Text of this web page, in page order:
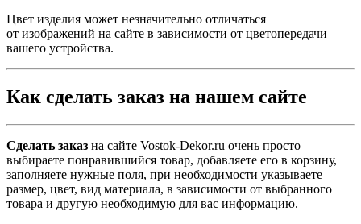
Цвет изделия может незначительно отличаться
от изображений на сайте в зависимости от цветопередачи
вашего устройства.
Как сделать заказ на нашем сайте
Сделать заказ на сайте Vostok-Dekor.ru очень просто —
выбираете понравившийся товар, добавляете его в корзину,
заполняете нужные поля, при необходимости указываете
размер, цвет, вид материала, в зависимости от выбранного
товара и другую необходимую для вас информацию.